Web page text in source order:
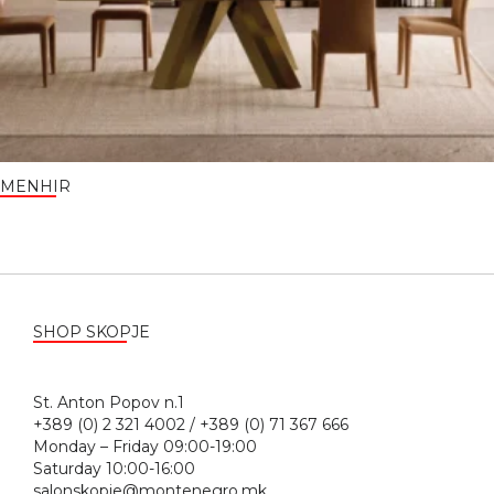
MENHIR
SHOP SKOPJE
St. Anton Popov n.1
+389 (0) 2 321 4002 / +389 (0) 71 367 666
Monday – Friday 09:00-19:00
Saturday 10:00-16:00